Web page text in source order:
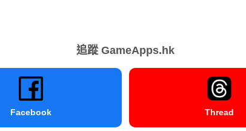
追蹤 GameApps.hk
Facebook Thread